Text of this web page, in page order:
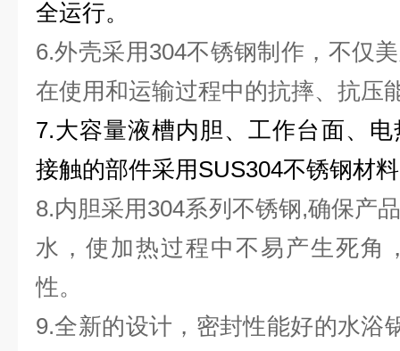
全运行。
6.外壳采用304不锈钢制作，不仅
在使用和运输过程中的抗摔、抗压
7.大容量液槽内胆、工作台面、
接触的部件采用SUS304不锈钢材
8.内胆采用304系列不锈钢,确保产
水，使加热过程中不易产生死角
性。
9.全新的设计，密封性能好的水浴